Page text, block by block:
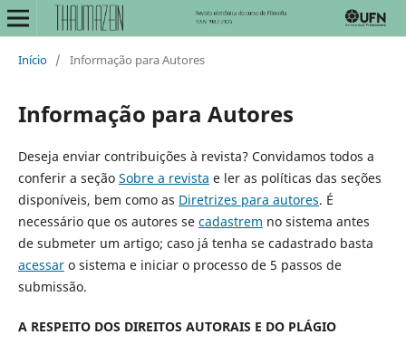
Início / Informação para Autores
Informação para Autores
Deseja enviar contribuições à revista? Convidamos todos a
conferir a seção Sobre a revista e ler as políticas das seções
disponíveis, bem como as Diretrizes para autores. É
necessário que os autores se cadastrem no sistema antes
de submeter um artigo; caso já tenha se cadastrado basta
acessaro sistema e iniciar o processo de 5 passos de
submissão.
A RESPEITO DOS DIREITOS AUTORAIS E DO PLÁGIO